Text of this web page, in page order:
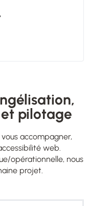
pilotage
accompagner,
web.
opérationnelle, nous
projet.